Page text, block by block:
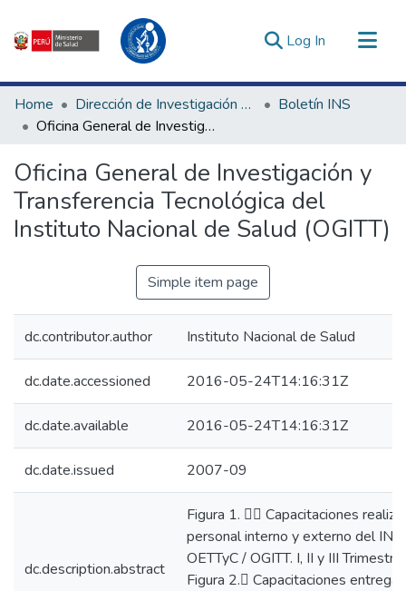
Log In (current)
Communities & Collections
All of DSpace
Estadísticas Externas
Enlaces de interés ▾
Home Dirección de Investigación e Innovación en Salud
Boletín INS
Oficina General de Investigación y Transferencia Tecnológica del Instituto Nacional de Salud (OGITT)
Oficina General de Investigación y
Transferencia Tecnológica del
Instituto Nacional de Salud (OGITT)
Simple item page
dc.contributor.author Instituto Nacional de Salud
dc.date.accessioned 2016-05-24T14:16:31Z
dc.date.available 2016-05-24T14:16:31Z
dc.date.issued 2007-09
dc.description.abstract
Figura 1. 􀀔􀀑 Capacitaciones
personal interno y externo del INS.
OETTyC / OGITT. I, II y III
Figura 2.􀀑 Capacitaciones